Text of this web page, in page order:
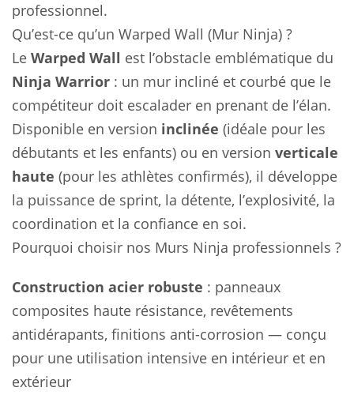
professionnel.
Qu’est-ce qu’un Warped Wall (Mur Ninja) ?
Le Warped Wall est l’obstacle emblématique du
Ninja Warrior : un mur incliné et courbé que le
compétiteur doit escalader en prenant de l’élan.
Disponible en version inclinée (idéale pour les
débutants et les enfants) ou en version verticale
haute (pour les athlètes confirmés), il développe
la puissance de sprint, la détente, l’explosivité, la
coordination et la confiance en soi.
Pourquoi choisir nos Murs Ninja professionnels ?
Construction acier robuste : panneaux
composites haute résistance, revêtements
antidérapants, finitions anti-corrosion — conçu
pour une utilisation intensive en intérieur et en
extérieur